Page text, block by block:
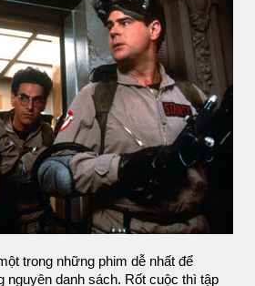
trong những phim dễ nhất để
nguyên danh sách. Rốt cuộc thì tập